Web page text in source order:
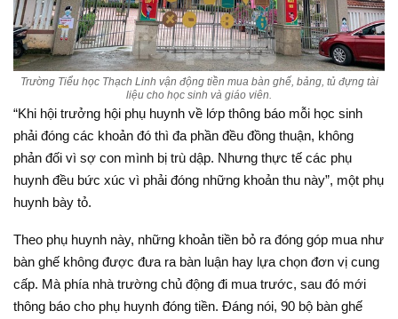
Trường Tiểu học Thạch Linh vận động tiền mua bàn ghế, bảng, tủ đựng tài
liệu cho học sinh và giáo viên.
“Khi hội trưởng hội phụ huynh về lớp thông báo mỗi học sinh
phải đóng các khoản đó thì đa phần đều đồng thuận, không
phản đối vì sợ con mình bị trù dập. Nhưng thực tế các phụ
huynh đều bức xúc vì phải đóng những khoản thu này”, một phụ
huynh bày tỏ.
Theo phụ huynh này, những khoản tiền bỏ ra đóng góp mua như
bàn ghế không được đưa ra bàn luận hay lựa chọn đơn vị cung
cấp. Mà phía nhà trường chủ động đi mua trước, sau đó mới
thông báo cho phụ huynh đóng tiền. Đáng nói, 90 bộ bàn ghế